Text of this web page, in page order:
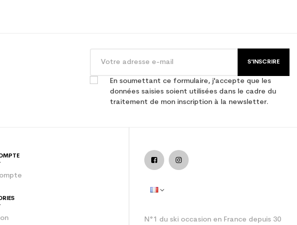
S'INSCRIRE
En soumettant ce formulaire, j'accepte que les
données saisies soient utilisées dans le cadre du
traitement de mon inscription à la newsletter.
N°1 du ski occasion en France depuis 30